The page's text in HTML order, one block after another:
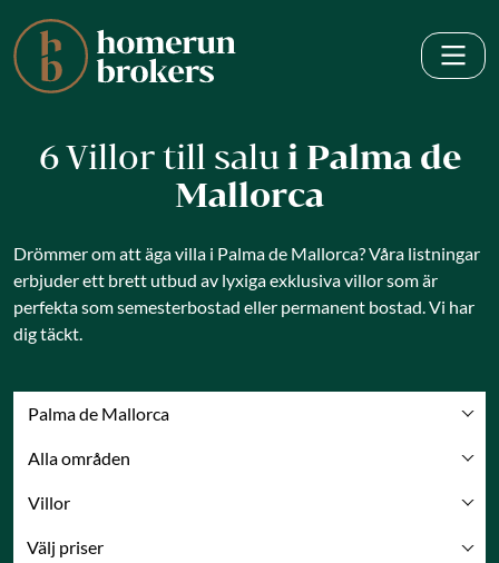
6 Villor till salu i Palma de
Mallorca
Drömmer om att äga villa i Palma de Mallorca? Våra listningar
erbjuder ett brett utbud av lyxiga exklusiva villor som är
perfekta som semesterbostad eller permanent bostad. Vi har
dig täckt.
Palma de Mallorca
Alla områden
Villor
Välj priser